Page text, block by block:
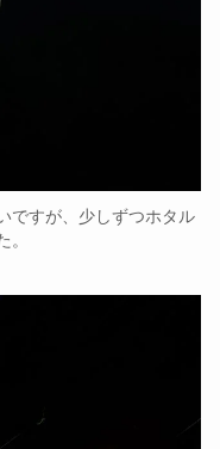
ですが、少しずつホタル
。